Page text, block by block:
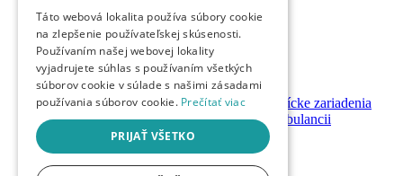
Informované súhlasy
Právny web pre ambulancie
Právnik na telefóne
GDPR ambulancie / lekárne
Systémy bezpečnosti pacienta pre zdravotnícke zariadenia
Nastavenie priamych platieb pacienta v ambulancii
Založenie / prevody ambulancií a lekární
Registrácia
Táto webová lokalita používa súbory cookie
na zlepšenie používateľskej skúsenosti.
Používaním našej webovej lokality
vyjadrujete súhlas s používaním všetkých
súborov cookie v súlade s našimi zásadami
používania súborov cookie. Prečítať viac
PRIJAŤ VŠETKO